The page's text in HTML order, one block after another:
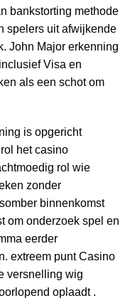
bankstorting methode
spelers uit afwijkende
John Major erkenning
Visa en
als een schot om
is opgericht
het casino
rol wie
zonder
binnenkomst
om onderzoek spel en
eerder
extreem punt Casino
versnelling wig
oplaadt .